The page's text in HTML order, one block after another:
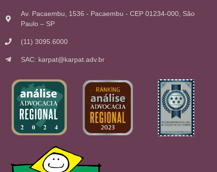
Av. Pacaembu, 1536 - Pacaembu - CEP 01234-000, São
Paulo – SP
(11) 3095.6000
SAC: karpat@karpat.adv.br